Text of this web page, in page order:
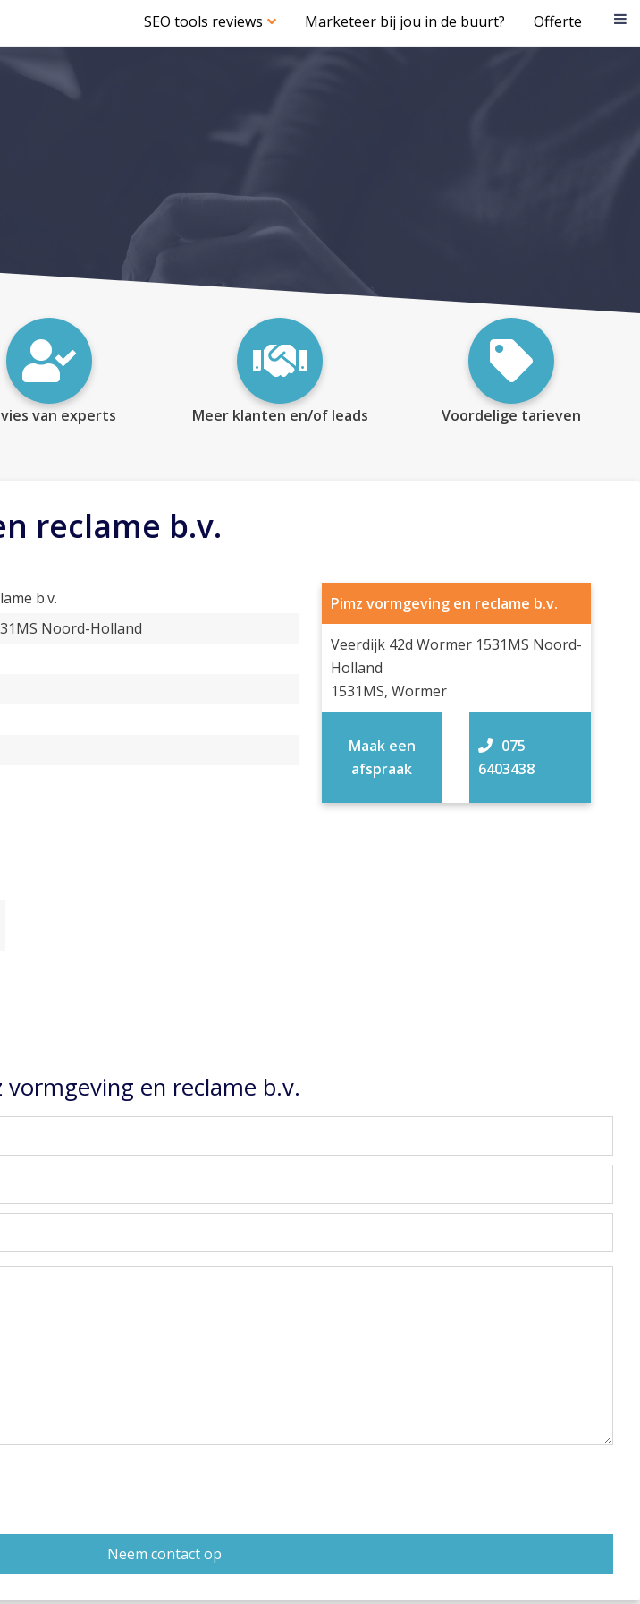
SEO tools reviews Marketeer bij jou in de buurt? Offerte
van experts Meer klanten en/of leads Voordelige tarieven
reclame b.v.
b.v.
Noord-Holland
Pimz vormgeving en reclame b.v.
Veerdijk 42d Wormer 1531MS Noord-
Holland
1531MS, Wormer
075
6403438
Maak een
afspraak
en reclame b.v.